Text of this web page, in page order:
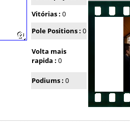
Vitórias : 0
Pole Positions : 0
Volta mais
rapida : 0
Podiums : 0